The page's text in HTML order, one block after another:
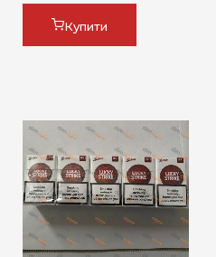
Купити